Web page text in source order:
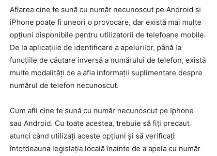
Aflarea cine te sună cu număr necunoscut pe Android și
iPhone poate fi uneori o provocare, dar există mai multe
opțiuni disponibile pentru utilizatorii de telefoane mobile.
De la aplicațiile de identificare a apelurilor, până la
funcțiile de căutare inversă a numărului de telefon, există
multe modalități de a afla informații suplimentare despre
numărul de telefon necunoscut.
Cum afli cine te sună cu număr necunoscut pe Iphone
sau Android. Cu toate acestea, trebuie să fiți precaut
atunci când utilizați aceste opțiuni și să verificați
întotdeauna legislația locală înainte de a apela cu număr